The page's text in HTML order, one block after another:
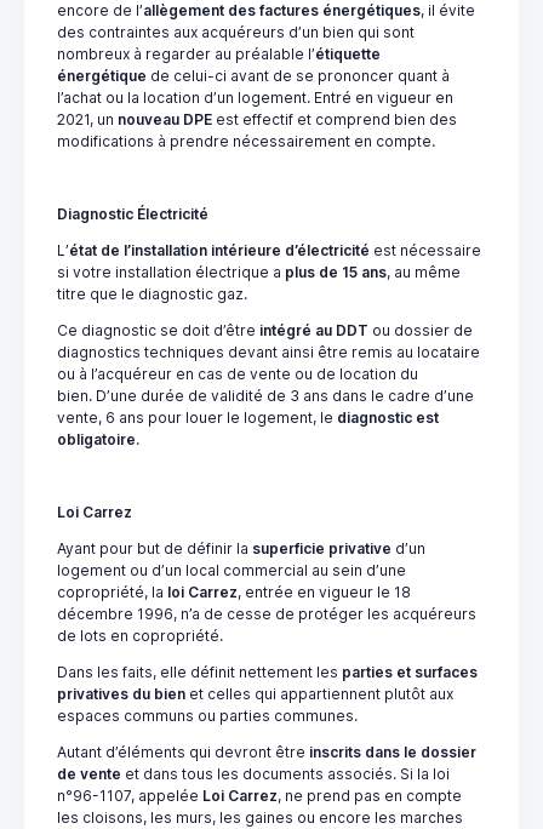
encore de l’allègement des factures énergétiques, il évite
des contraintes aux acquéreurs d’un bien qui sont
nombreux à regarder au préalable l’étiquette
énergétique de celui-ci avant de se prononcer quant à
l’achat ou la location d’un logement. Entré en vigueur en
2021, un nouveau DPE est effectif et comprend bien des
modifications à prendre nécessairement en compte.
Diagnostic Électricité
L’état de l’installation intérieure d’électricité est nécessaire
si votre installation électrique a plus de 15 ans, au même
titre que le diagnostic gaz.
Ce diagnostic se doit d’être intégré au DDT ou dossier de
diagnostics techniques devant ainsi être remis au locataire
ou à l’acquéreur en cas de vente ou de location du
bien. D’une durée de validité de 3 ans dans le cadre d’une
vente, 6 ans pour louer le logement, le diagnostic est
obligatoire.
Loi Carrez
Ayant pour but de définir la superficie privative d’un
logement ou d’un local commercial au sein d’une
copropriété, la loi Carrez, entrée en vigueur le 18
décembre 1996, n’a de cesse de protéger les acquéreurs
de lots en copropriété.
Dans les faits, elle définit nettement les parties et surfaces
privatives du bien et celles qui appartiennent plutôt aux
espaces communs ou parties communes.
Autant d’éléments qui devront être inscrits dans le dossier
de vente et dans tous les documents associés. Si la loi
n°96-1107, appelée Loi Carrez, ne prend pas en compte
les cloisons, les murs, les gaines ou encore les marches